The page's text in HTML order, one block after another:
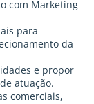
com Marketing
para
da
e propor
atuação.
comerciais,